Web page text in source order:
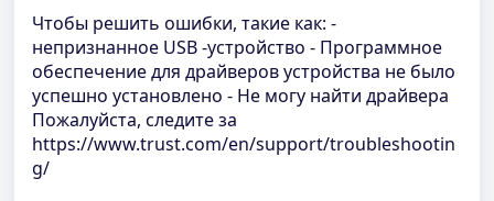
Чтобы решить ошибки, такие как: -
непризнанное USB -устройство - Программное
обеспечение для драйверов устройства не было
успешно установлено - Не могу найти драйвера
Пожалуйста, следите за
https://www.trust.com/en/support/troubleshootin
g/